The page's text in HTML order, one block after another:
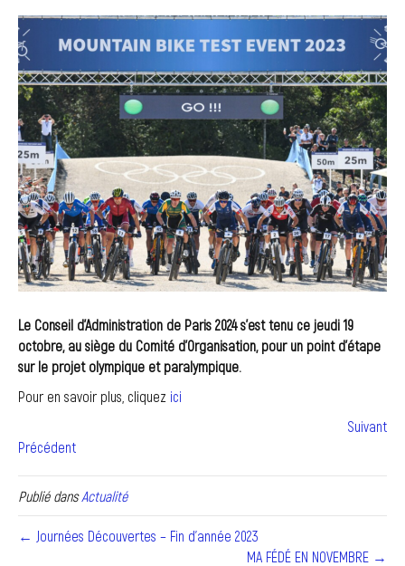
Le Conseil d’Administration de Paris 2024 s’est tenu ce jeudi 19
octobre, au siège du Comité d’Organisation, pour un point d’étape
sur le projet olympique et paralympique.
Pour en savoir plus, cliquez ici
Suivant
Précédent
Publié dansActualité
← Journées Découvertes – Fin d’année 2023
MA FÉDÉ EN NOVEMBRE →